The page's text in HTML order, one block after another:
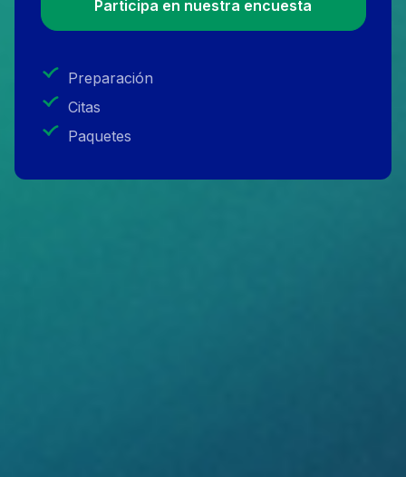
Participa en nuestra encuesta
Preparación
Citas
Paquetes